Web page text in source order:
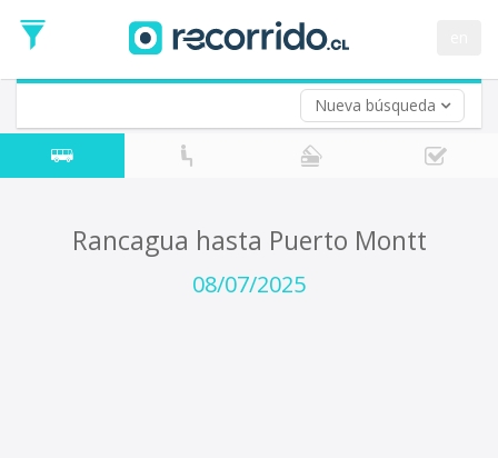
Nueva búsqueda
de
Ida
Vuelta (opcional)
Fecha
de
Rancagua hasta Puerto Montt
08/07/2025